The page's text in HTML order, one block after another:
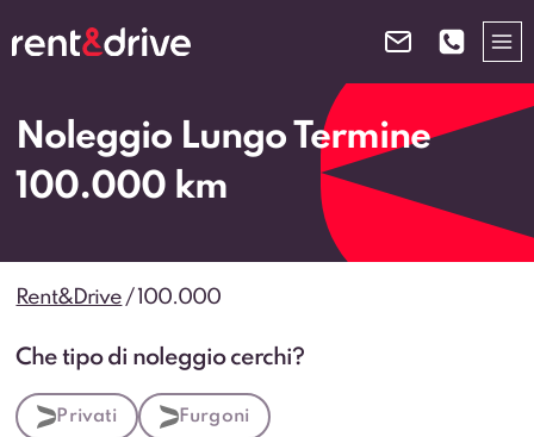
al
Noleggio Lungo Termine
100.000 km
Rent&Drive /100.000
Che tipo di noleggio cerchi?
Privati Furgoni